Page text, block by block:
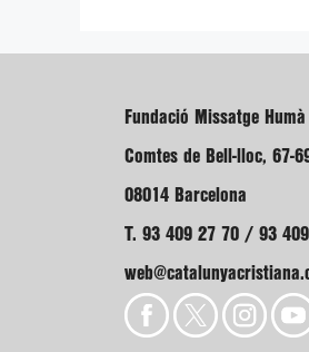
Fundació Missatge
Comtes de Bell-lloc, 67-
08014 Barcelona
T. 93 409 27 70 / 93